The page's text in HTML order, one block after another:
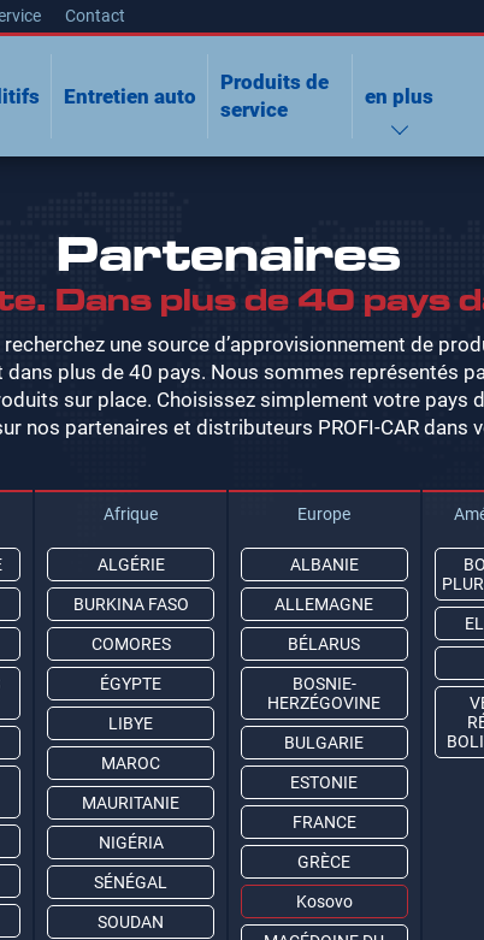
Contact
Entretien auto
Produits de
service
en plus
Partenaires
Dans plus de 40 pays
une source d’approvisionnement de
dans plus de 40 pays. Nous sommes représentés
sur place. Choisissez simplement votre pays
nos partenaires et distributeurs PROFI-CAR dans
Afrique
ALGÉRIE
BURKINA FASO
COMORES
ÉGYPTE
LIBYE
MAROC
MAURITANIE
NIGÉRIA
SÉNÉGAL
SOUDAN
Europe
ALBANIE
ALLEMAGNE
BÉLARUS
BOSNIE-
HERZÉGOVINE
BULGARIE
ESTONIE
FRANCE
GRÈCE
Kosovo